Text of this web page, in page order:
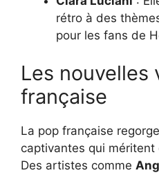
rétro à des
pour les fans de
Les nouvelles
française
La pop française
captivantes qui méritent
Des artistes comme